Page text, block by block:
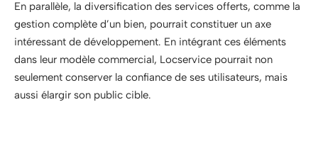
En parallèle, la diversification des services offerts, comme la
gestion complète d’un bien, pourrait constituer un axe
intéressant de développement. En intégrant ces éléments
dans leur modèle commercial, Locservice pourrait non
seulement conserver la confiance de ses utilisateurs, mais
aussi élargir son public cible.